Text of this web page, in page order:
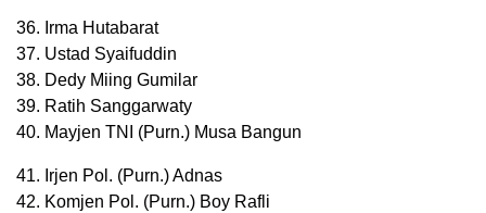
36. Irma Hutabarat
37. Ustad Syaifuddin
38. Dedy Miing Gumilar
39. Ratih Sanggarwaty
40. Mayjen TNI (Purn.) Musa Bangun
41. Irjen Pol. (Purn.) Adnas
42. Komjen Pol. (Purn.) Boy Rafli